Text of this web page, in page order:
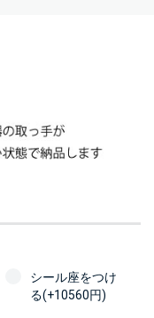
シール座をつけ
る(+10560円)